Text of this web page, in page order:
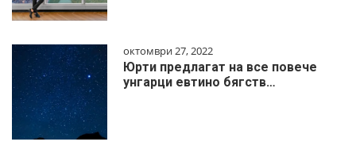
октомври 27, 2022
Юрти предлагат на все повече
унгарци евтино бягств…